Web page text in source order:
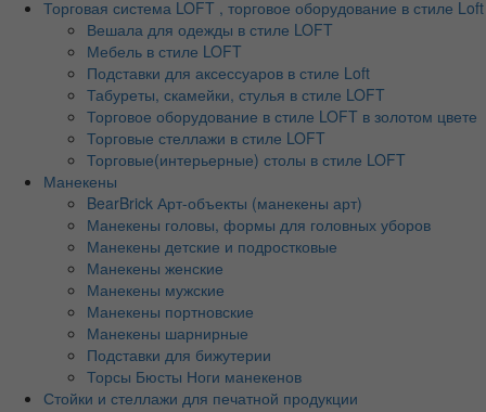
Торговая система LOFT , торговое оборудование в стиле Loft
Вешала для одежды в стиле LOFT
Мебель в стиле LOFT
Подставки для аксессуаров в стиле Loft
Табуреты, скамейки, стулья в стиле LOFT
Торговое оборудование в стиле LOFT в золотом цвете
Торговые стеллажи в стиле LOFT
Торговые(интерьерные) столы в стиле LOFT
Манекены
BearBrick Арт-объекты (манекены арт)
Манекены головы, формы для головных уборов
Манекены детские и подростковые
Манекены женские
Манекены мужские
Манекены портновские
Манекены шарнирные
Подставки для бижутерии
Торсы Бюсты Ноги манекенов
Стойки и стеллажи для печатной продукции